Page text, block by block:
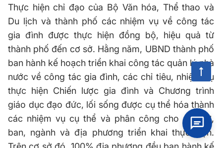
Thực hiện chỉ đạo của Bộ Văn hóa, Thể thao và
Du lịch và thành phố các nhiệm vụ về công tác
gia đình được thực hiện đồng bộ, hiệu quả từ
thành phố đến cơ sở. Hằng năm, UBND thành phố
ban hành kế hoạch triển khai công tác quản lý nhà
nước về công tác gia đình, các chỉ tiêu, nhiệm vụ
thực hiện Chiến lược gia đình và Chương trình
giáo dục đạo đức, lối sống được cụ thể hóa thành
các nhiệm vụ cụ thể và phân công cho các sở,
ban, ngành và địa phương triển khai thực hiện.